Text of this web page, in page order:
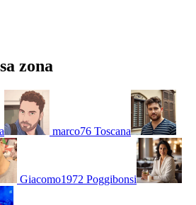
zona
marco76 Toscana
Giacomo1972 Poggibonsi